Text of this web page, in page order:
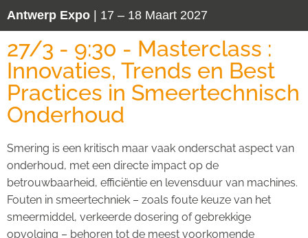
Antwerp Expo | 17 – 18 Maart 2027
27/3 - 9:30 - Masterclass :
Innovaties, Trends en Best
Practices in Smeertechnisch
Onderhoud
Smering is een kritisch maar vaak onderschat aspect van
onderhoud, met een directe impact op de
betrouwbaarheid, efficiëntie en levensduur van machines.
Fouten in smeertechniek – zoals foute keuze van het
smeermiddel, verkeerde dosering of gebrekkige
opvolging – behoren tot de meest voorkomende